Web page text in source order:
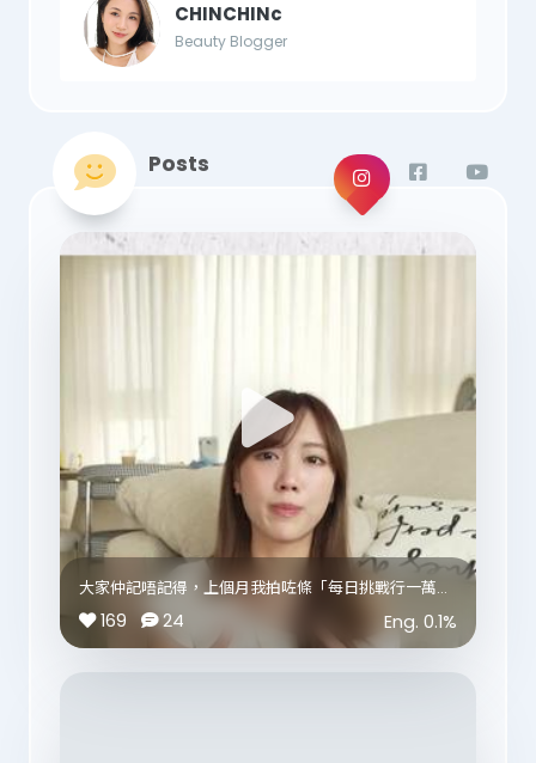
CHINCHINc
Beauty Blogger
Posts
大家仲記唔記得，上個月我拍咗條「每日挑戰行一萬
步」嘅片？🚶🏻‍♀️
169 24 Eng. 0.1%